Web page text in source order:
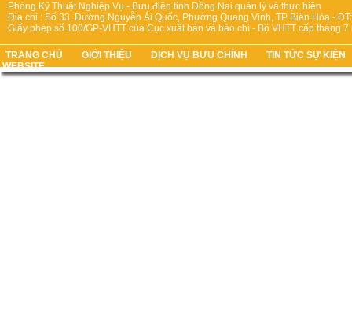
Phòng Kỹ Thuật Nghiệp Vụ - Bưu điện tỉnh Đồng Nai quản lý và thực hiện
Địa chỉ : Số 33, Đường Nguyễn Ái Quốc, Phường Quang Vinh, TP Biên Hòa -
Giấy phép số 100/GP-VHTT của Cục xuất bản và báo chí - Bộ VHTT cấp tháng 7
TRANG CHỦ GIỚI THIỆU DỊCH VỤ BƯU CHÍNH
TIN TỨC SỰ KIỆN
WEBSITE